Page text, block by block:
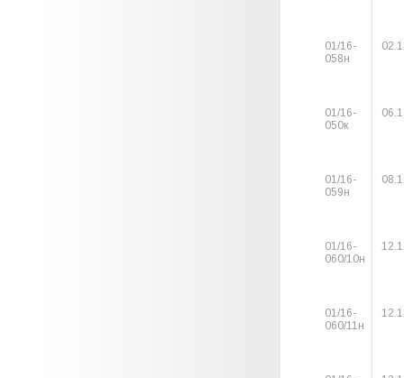
01/16-
058н
01/16-
050к
01/16-
059н
01/16-
060/10н
01/16-
060/11н